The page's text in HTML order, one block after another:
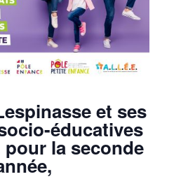
et ses
éducatives
la seconde